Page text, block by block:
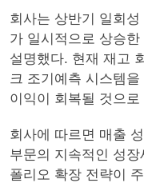
회사는 상반기 일회
가 일시적으로 상승
설명했다. 현재 재고
크 조기예측 시스템
이익이 회복될 것으
회사에 따르면 매출
부문의 지속적인 성
폴리오 확장 전략이